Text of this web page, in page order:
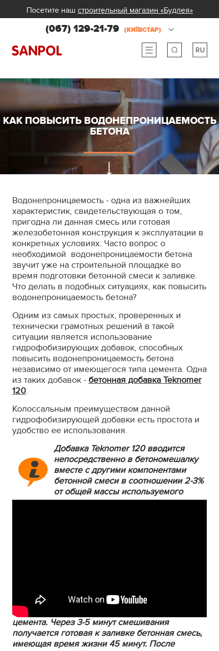
Посетите наш строительный магазин «Будлея»
(067) 129-21-79 (КИЇВСТАР)
RU
ua
КАК ПОВЫСИТЬ ВОДОНЕПРОНИЦАЕМОСТЬ
БЕТОНА
Водонепроницаемость - одна из важнейших
характеристик, свидетельствующая о том,
пригодна ли данная смесь или готовая
железобетонная конструкция к эксплуатации в
конкретных условиях. Часто вопрос о
необходимой водонепроницаемости бетона
звучит уже на строительной площадке во
время подготовки бетонной смеси к заливке.
Что делать в подобных ситуациях, как повысить
водонепроницаемость бетона?
Одним из самых простых, проверенных и
технически грамотных решений в такой
ситуации является использование
гидрофобизирующих добавок, способных
повысить водонепроницаемость бетона
независимо от имеющегося типа цемента. Одна
из таких добавок - бетонная добавка Teknomer
120.
Колоссальным преимуществом данной
гидрофобизирующей добавки есть простота и
удобство ее использования.
Добавка Teknomer 120 вводится
непосредственно в бетономешалку
вместе с другими компонентами
бетонной смеси в соотношении 2-3%
от общей массы используемого
цемента. Через 3-5 минут смешивания
получается готовая к заливке бетонная смесь,
имеющая время жизни 45 минут. После